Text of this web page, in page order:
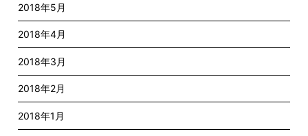
2018年5月
2018年4月
2018年3月
2018年2月
2018年1月